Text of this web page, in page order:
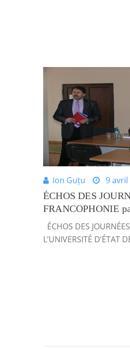
Ion Guțu
9 avril
ÉCHOS DES
FRANCOPHONIE
ÉCHOS DES
L’UNIVERSITÉ D’ÉTAT